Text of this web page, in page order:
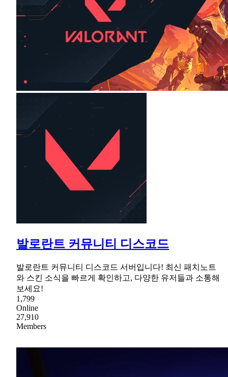
발로란트 커뮤니티 디스코드
발로란트 커뮤니티 디스코드 서버입니다! 최신 패치노트
와 스킨 소식을 빠르게 확인하고, 다양한 유저들과 소통해
보세요!
1,799
Online
27,910
Members